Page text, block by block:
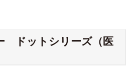
ドットシリーズ（医